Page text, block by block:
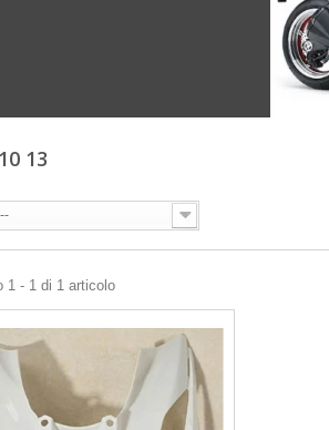
13
--
1 - 1 di 1 articolo